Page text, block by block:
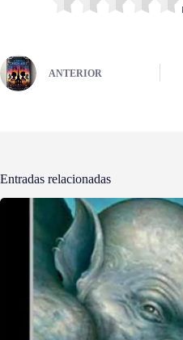
ANTERIOR
Entradas relacionadas